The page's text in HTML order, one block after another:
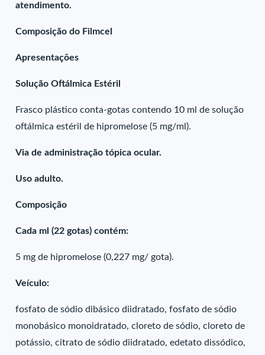
atendimento.
Composição do Filmcel
Apresentações
Solução Oftálmica Estéril
Frasco plástico conta-gotas contendo 10 ml de solução
oftálmica estéril de hipromelose (5 mg/ml).
Via de administração tópica ocular.
Uso adulto.
Composição
Cada ml (22 gotas) contém:
5 mg de hipromelose (0,227 mg/ gota).
Veículo:
fosfato de sódio dibásico diidratado, fosfato de sódio
monobásico monoidratado, cloreto de sódio, cloreto de
potássio, citrato de sódio diidratado, edetato dissódico,